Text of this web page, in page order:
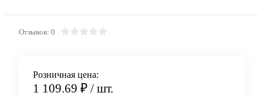
Отзывов: 0
Розничная цена:
1 109.69 ₽ / шт.